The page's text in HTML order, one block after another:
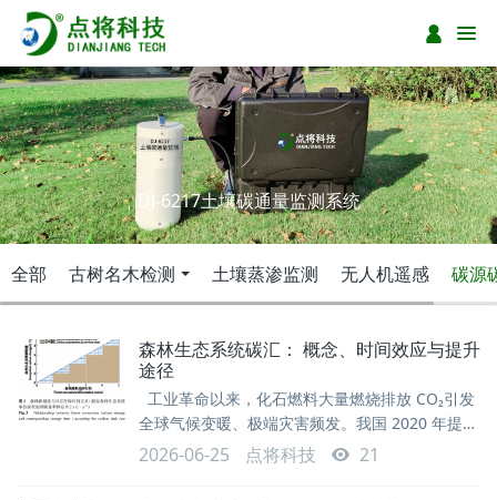
DJ-6217土壤碳通量监测系统
全部 古树名木检测 土壤蒸渗监测 无人机遥感 碳源
森林生态系统碳汇： 概念、时间效应与提升
途径
工业革命以来，化石燃料大量燃烧排放 CO₂引发
全球气候变暖、极端灾害频发。我国 2020 年提出
2030 碳达峰、2060 碳中和 “双碳” 目标；至 2060
年碳中和阶段，即便全行业碳排放降至最低，仍有
2026-06-25 点将科技 21